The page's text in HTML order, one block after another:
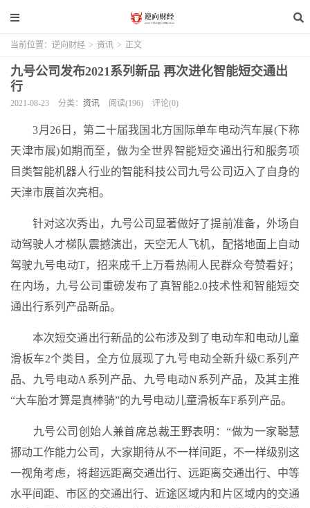
当前位置： 逆向财经 > 资讯 > 正文
九号公司发布2021系列新品 再次进化智能短交通出
行
2021-08-23 分类： 资讯 阅读(196) 评论(0)
3月26日，第二十届我国北方国际单车电动汽车展(下称
天津市展)如期而至，做为全世界智能短交通出行和服务项
目类智能机器人行业的智能科技公司九号公司迈入了自身的
天津市展首次亮相。
针对这次秀出，九号公司显著做好了提前准备，外场自
动驾驶人才梯队震撼演出，天空无人飞机，配搭地面上自动
驾驶九号电动T，招来成千上万看热闹人民群众夸赞看好；
在内场，九号公司重磅发布了真智能2.0技术性和智能短交
通出行系列产品新品。
本次短交通出行新品的公布涉及到了电动车和电动儿童
滑板车2个类目，全方位展现了九号电动全新升级C系列产
品、九号电动A系列产品、九号电动N系列产品，及其主推
“大车胎才算是真棒骑”的九号电动儿童滑板车F系列产品。
九号公司创始人兼首席总裁王野表明：“做为一家聪慧
挪动工作能力公司，大家期待从不一样间距，不一样级别这
一视角考虑，将超远距离交通出行、远距离交通出行、中等
水平间距、市区的交通出行、近途区域内和片区域内的交通